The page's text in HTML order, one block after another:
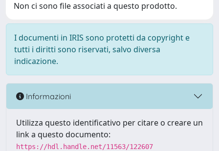
Non ci sono file associati a questo prodotto.
I documenti in IRIS sono protetti da copyright e
tutti i diritti sono riservati, salvo diversa
indicazione.
Informazioni
Utilizza questo identificativo per citare o creare un
link a questo documento:
https://hdl.handle.net/11563/122607